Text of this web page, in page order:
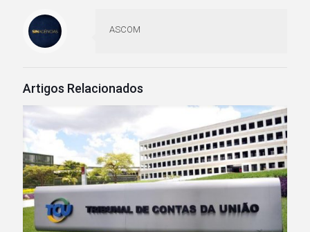
ASCOM
Artigos Relacionados